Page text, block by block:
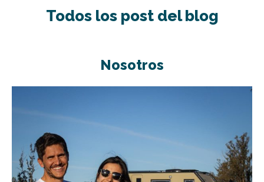
Todos los post del blog
Nosotros